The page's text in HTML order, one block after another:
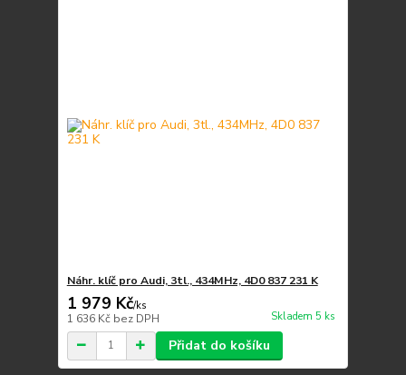
Náhr. klíč pro Audi, 3tl., 434MHz, 4D0 837 231 K
1 979 Kč/ks
1 636 Kč bez DPH Skladem 5 ks
Přidat do košíku